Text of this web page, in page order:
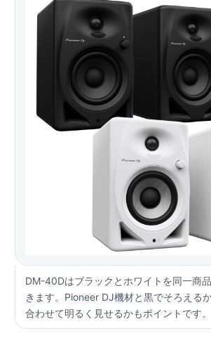
DM-40Dはブラックとホワイトを同一商
きます。Pioneer DJ機材と黒でそろえる
合わせて明るく見せるかもポイントです。